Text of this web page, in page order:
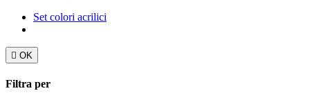
Set colori acrilici
 OK
Filtra per